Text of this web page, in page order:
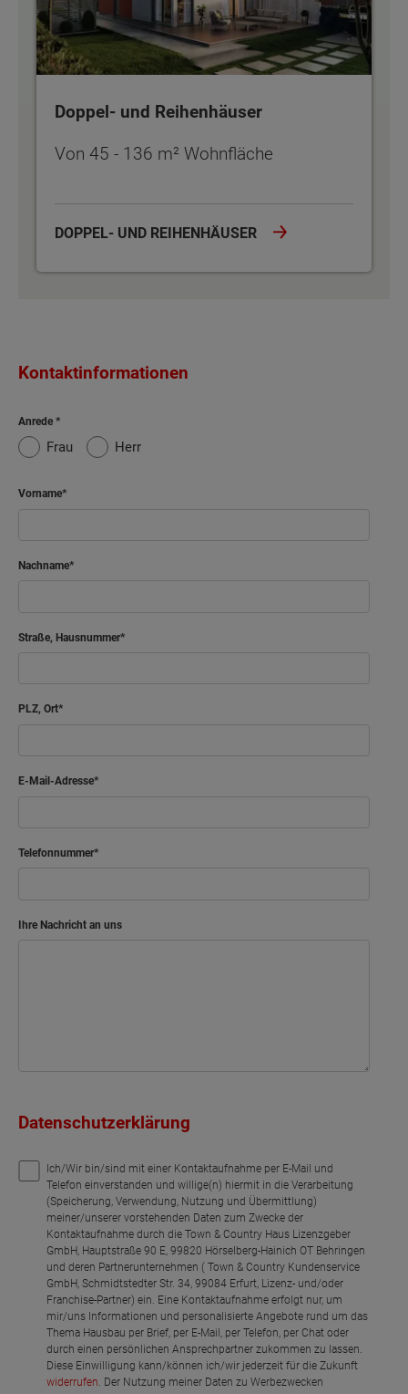
Doppel- und Reihenhäuser
Von 45 - 136 m² Wohnfläche
DOPPEL- UND REIHENHÄUSER
Kontaktinformationen
Anrede
Frau Herr
Vorname
Nachname
Straße, Hausnummer
PLZ, Ort
E-Mail-Adresse
Telefonnummer
Ihre Nachricht an uns
Datenschutzerklärung
Ich/Wir bin/sind mit einer Kontaktaufnahme per E-Mail und
Telefon einverstanden und willige(n) hiermit in die Verarbeitung
(Speicherung, Verwendung, Nutzung und Übermittlung)
meiner/unserer vorstehenden Daten zum Zwecke der
Kontaktaufnahme durch die Town & Country Haus Lizenzgeber
GmbH, Hauptstraße 90 E, 99820 Hörselberg-Hainich OT Behringen
und deren Partnerunternehmen ( Town & Country Kundenservice
GmbH, Schmidtstedter Str. 34, 99084 Erfurt, Lizenz- und/oder
Franchise-Partner) ein. Eine Kontaktaufnahme erfolgt nur, um
mir/uns Informationen und personalisierte Angebote rund um das
Thema Hausbau per Brief, per E-Mail, per Telefon, per Chat oder
durch einen persönlichen Ansprechpartner zukommen zu lassen.
Diese Einwilligung kann/können ich/wir jederzeit für die Zukunft
widerrufen. Der Nutzung meiner Daten zu Werbezwecken